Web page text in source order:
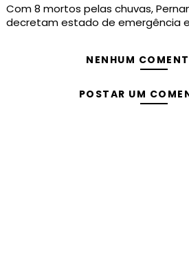
Com 8 mortos pelas chuvas,
decretam estado de emergência
NENHUM
POSTAR UM